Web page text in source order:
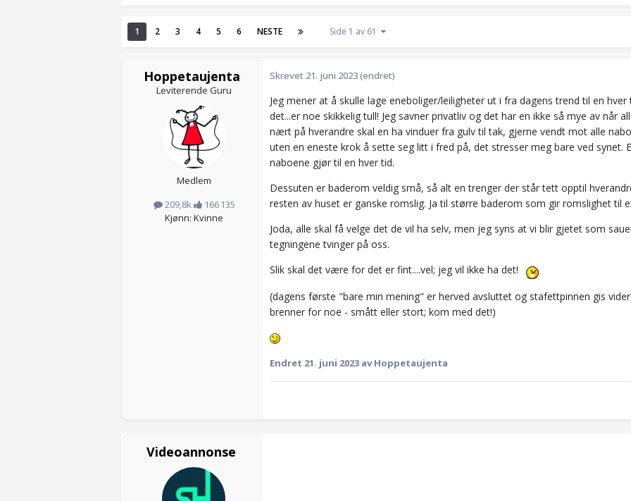
1 2 3 4 5 6 NESTE Side 1 av 61
Hoppetaujenta
Leviterende Guru
Medlem
209,8k
166 135
Kjønn: Kvinne
Skrevet 21. juni 2023(endret)
Jeg mener at å skulle lage eneboliger/leiligheter ut i fra dagens trend til en
det...er noe skikkelig tull! Jeg savner privatliv og det har en ikke så mye av når
nært på hverandre skal en ha vinduer fra gulv til tak, gjerne vendt mot alle
uten en eneste krok å sette seg litt i fred på, det stresser meg bare ved synet.
naboene gjør til en hver tid.
Dessuten er baderom veldig små, så alt en trenger der står tett opptil
resten av huset er ganske romslig. Ja til større baderom som gir romslighet til
Joda, alle skal få velge det de vil ha selv, men jeg syns at vi blir gjetet som
tegningene tvinger på oss.
Slik skal det være for det er fint....vel; jeg vil ikke ha det!
(dagens første "bare min mening" er herved avsluttet og stafettpinnen gis
brenner for noe - smått eller stort; kom med det!)
Endret 21. juni 2023 av Hoppetaujenta
Videoannonse